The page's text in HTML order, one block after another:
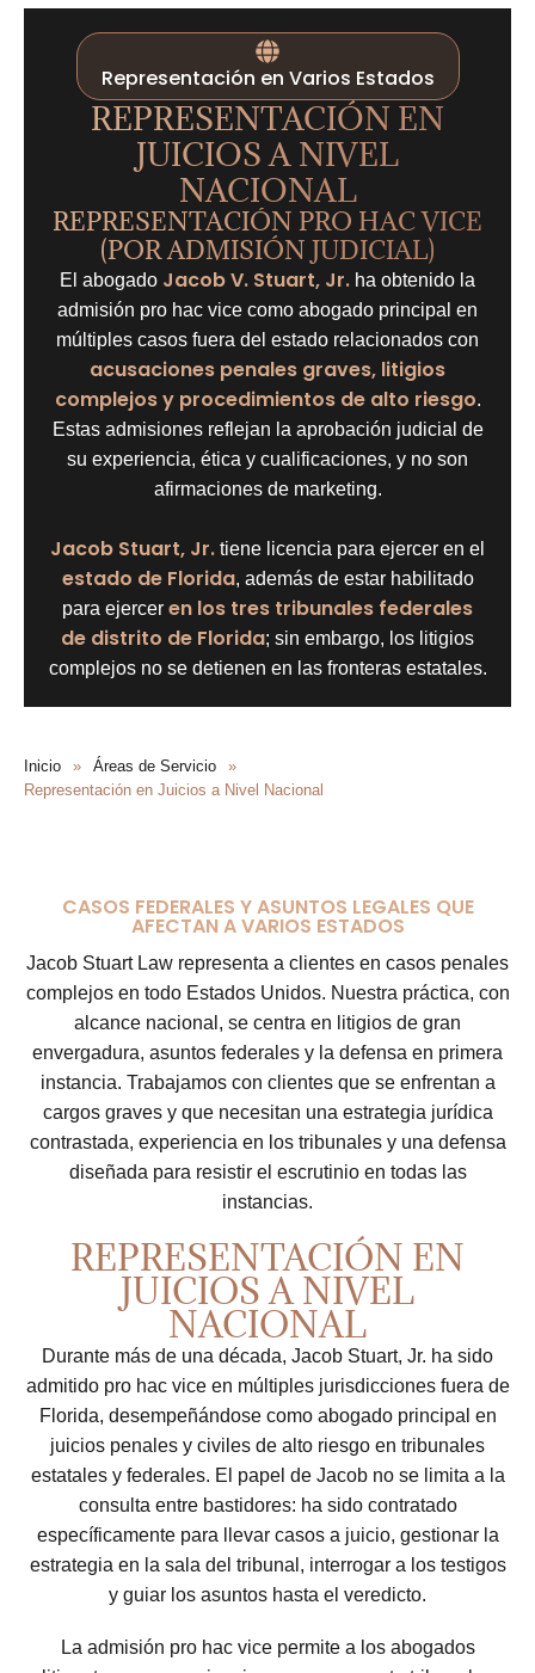
Representación en Varios Estados
REPRESENTACIÓN EN
JUICIOS A NIVEL
NACIONAL
REPRESENTACIÓN PRO HAC VICE
(POR ADMISIÓN JUDICIAL)
El abogado Jacob V. Stuart, Jr. ha obtenido la
admisión pro hac vice como abogado principal en
múltiples casos fuera del estado relacionados con
acusaciones penales graves, litigios
complejos y procedimientos de alto riesgo.
Estas admisiones reflejan la aprobación judicial de
su experiencia, ética y cualificaciones, y no son
afirmaciones de marketing.
Jacob Stuart, Jr. tiene licencia para ejercer en el
estado de Florida, además de estar habilitado
para ejercer en los tres tribunales federales
de distrito de Florida; sin embargo, los litigios
complejos no se detienen en las fronteras estatales.
Inicio » Áreas de Servicio
»
Representación en Juicios a Nivel Nacional
CASOS FEDERALES Y ASUNTOS LEGALES QUE
AFECTAN A VARIOS ESTADOS
Jacob Stuart Law representa a clientes en casos penales
complejos en todo Estados Unidos. Nuestra práctica, con
alcance nacional, se centra en litigios de gran
envergadura, asuntos federales y la defensa en primera
instancia. Trabajamos con clientes que se enfrentan a
cargos graves y que necesitan una estrategia jurídica
contrastada, experiencia en los tribunales y una defensa
diseñada para resistir el escrutinio en todas las
instancias.
REPRESENTACIÓN EN
JUICIOS A NIVEL
NACIONAL
Durante más de una década, Jacob Stuart, Jr. ha sido
admitido pro hac vice en múltiples jurisdicciones fuera de
Florida, desempeñándose como abogado principal en
juicios penales y civiles de alto riesgo en tribunales
estatales y federales. El papel de Jacob no se limita a la
consulta entre bastidores: ha sido contratado
específicamente para llevar casos a juicio, gestionar la
estrategia en la sala del tribunal, interrogar a los testigos
y guiar los asuntos hasta el veredicto.
La admisión pro hac vice permite a los abogados